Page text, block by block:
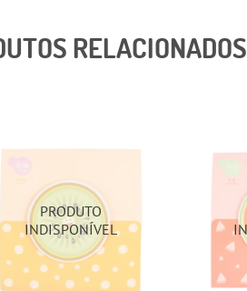
RELACIONADOS